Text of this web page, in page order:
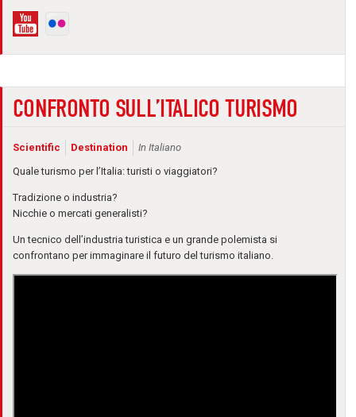
CONFRONTO SULL’ITALICO TURISMO
Scientific Destination
In Italiano
Quale turismo per l’Italia: turisti o viaggiatori?
Tradizione o industria?
Nicchie o mercati generalisti?
Un tecnico dell’industria turistica e un grande polemista si
confrontano per immaginare il futuro del turismo italiano.